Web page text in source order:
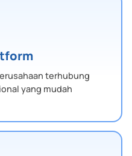
terhubung
yang mudah